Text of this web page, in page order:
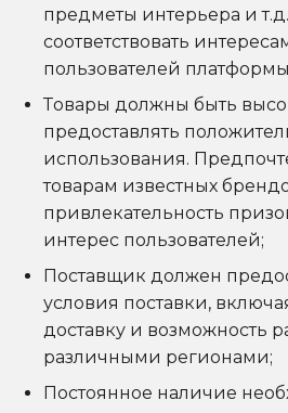
предметы интерьера и
соответствовать
пользователей
Товары должны быть
предоставлять
использования.
товарам известных
привлекательность
интерес пользователей;
Поставщик должен
условия поставки,
доставку и возможность
различными регионами;
Постоянное наличие